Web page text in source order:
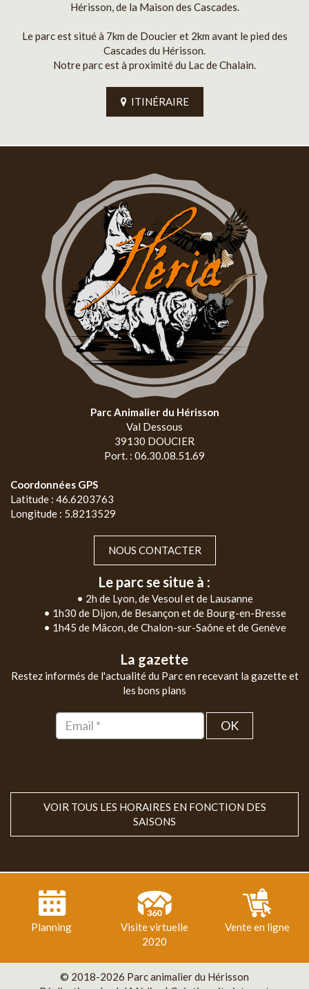
Hérisson, de la Maison des Cascades.
Le parc est situé à 7km de Doucier et 2km avant le pied des
Cascades du Hérisson.
Notre parc est à proximité du Lac de Chalain.
ITINÉRAIRE
Parc Animalier du Hérisson
Val Dessous
39130 DOUCIER
Port. : 06.30.08.51.69
Coordonnées GPS
Latitude : 46.6203763
Longitude : 5.8213529
NOUS CONTACTER
Le parc se situe à :
• 2h de Lyon, de Vesoul et de Lausanne
• 1h30 de Dijon, de Besançon et de Bourg-en-Bresse
• 1h45 de Mâcon, de Chalon-sur-Saône et de Genève
La gazette
Restez informés de l'actualité du Parc en recevant la gazette et
les bons plans
OK
VOIR TOUS LES HORAIRES EN FONCTION DES
SAISONS
Planning
Visite virtuelle
2020
Vente en ligne
© 2018-2026 Parc animalier du Hérisson